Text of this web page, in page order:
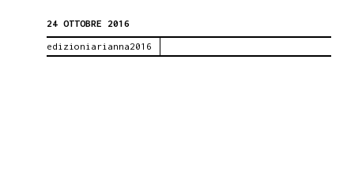
24 OTTOBRE 2016
edizioniarianna2016